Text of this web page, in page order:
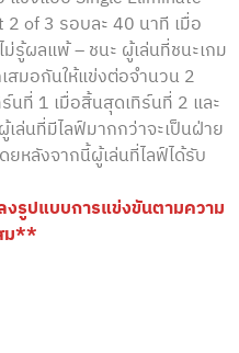
of 3 รอบละ 40 นาที เมื่อ
รู้ผลแพ้ – ชนะ ผู้เล่นที่ชนะเกม
สมอกันให้แข่งต่อจำนวน 2
นที่ 1 เมื่อสิ้นสุดเทิร์นที่ 2 และ
ล่นที่มีไลฟ์มากกว่าจะเป็นฝ่าย
ยหลังจากนี้ผู้เล่นที่ไลฟ์ได้รับ
รูปแบบการแข่งขันตามความ
ม**